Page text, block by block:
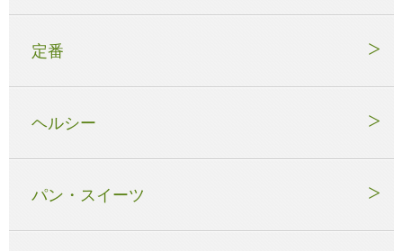
定番
ヘルシー
パン・スイーツ